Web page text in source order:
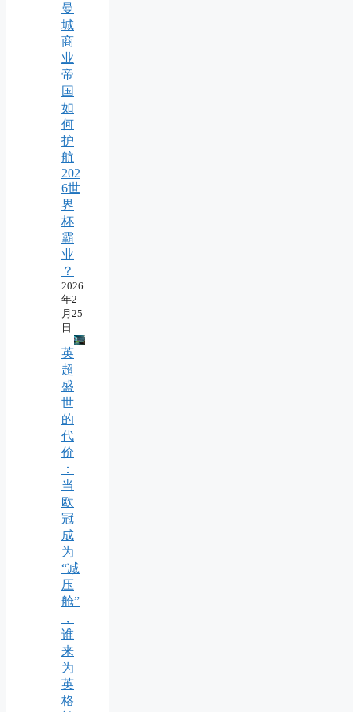
曼
城
商
业
帝
国
如
何
护
航
202
6世
界
杯
霸
业
？
2026
年2
月25
日
英
超
盛
世
的
代
价
：
当
欧
冠
成
为
“减
压
舱”
，
谁
来
为
英
格